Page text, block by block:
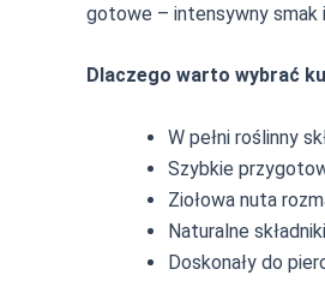
gotowe – intensywny smak
Dlaczego warto wybrać
W pełni roślinny
Szybkie
Ziołowa nuta
Naturalne
Doskonały do